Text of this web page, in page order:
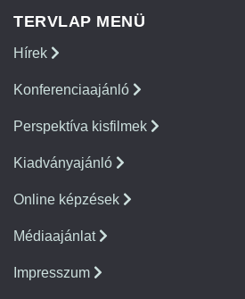
TERVLAP MENÜ
Hírek
Konferenciaajánló
Perspektíva kisfilmek
Kiadványajánló
Online képzések
Médiaajánlat
Impresszum